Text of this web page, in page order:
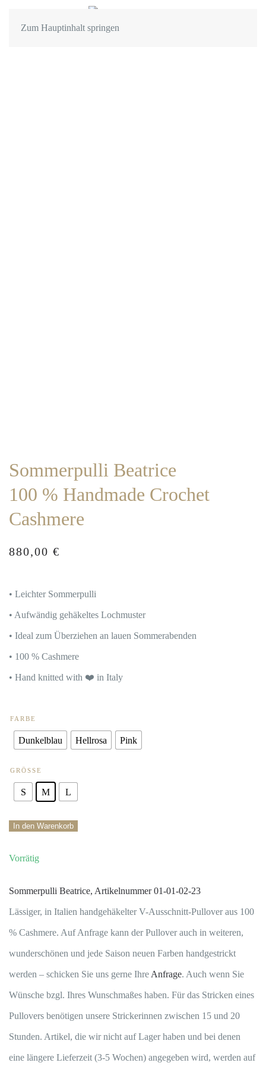
Zum Hauptinhalt springen
Sommerpulli Beatrice
100 % Handmade Crochet
Cashmere
880,00 €
• Leichter Sommerpulli
• Aufwändig gehäkeltes Lochmuster
• Ideal zum Überziehen an lauen Sommerabenden
• 100 % Cashmere
• Hand knitted with ❤️ in Italy
FARBE
Dunkelblau Hellrosa Pink
GRÖSSE
S M L
Sommerpulli
Handmade
Crochet
Cashmere
Menge
In den Warenkorb
Sommerpulli Beatrice, Artikelnummer 01-01-02-23
Lässiger, in Italien handgehäkelter V-Ausschnitt-Pullover aus 100
% Cashmere. Auf Anfrage kann der Pullover auch in weiteren,
wunderschönen und jede Saison neuen Farben handgestrickt
werden – schicken Sie uns gerne Ihre Anfrage. Auch wenn Sie
Wünsche bzgl. Ihres Wunschmaßes haben. Für das Stricken eines
Pullovers benötigen unsere Strickerinnen zwischen 15 und 20
Stunden. Artikel, die wir nicht auf Lager haben und bei denen
eine längere Lieferzeit (3-5 Wochen) angegeben wird, werden auf